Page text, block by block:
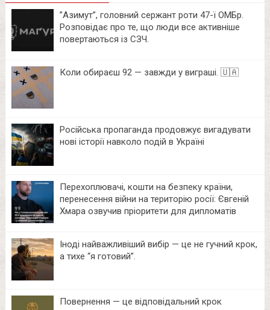
⁨”Азимут”, головний сержант роти 47-ї ОМБр.
Розповідає про те, що люди все активніше
повертаються із СЗЧ.
Коли обираєш 92 — завжди у виграші. 🇺🇦
Російська пропаганда продовжує вигадувати
нові історії навколо подій в Україні
Перехоплювачі, кошти на безпеку країни,
перенесення війни на територію росії: Євгеній
Хмара озвучив пріоритети для дипломатів
Іноді найважливіший вибір — це не гучний крок,
а тихе “я готовий”.
Повернення — це відповідальний крок